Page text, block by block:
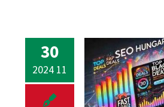
30
2024 11